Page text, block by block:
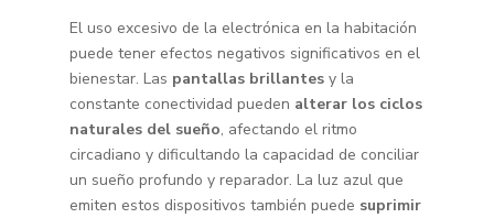
El uso excesivo de la electrónica en la habitación
puede tener efectos negativos significativos en el
bienestar. Las pantallas brillantesy la
constante conectividad pueden alterar los ciclos
naturales del sueño, afectando el ritmo
circadiano y dificultando la capacidad de conciliar
un sueño profundo y reparador. La luz azul que
emiten estos dispositivos también puede suprimir